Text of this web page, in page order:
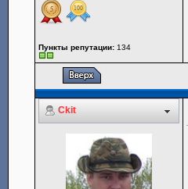
Пункты репутации: 134
Ckit